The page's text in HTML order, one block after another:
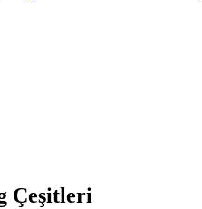
Çeşitleri